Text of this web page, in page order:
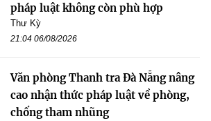
pháp luật không còn phù hợp
Thư Kỳ
21:04 06/08/2026
Văn phòng Thanh tra Đà Nẵng nâng
cao nhận thức pháp luật về phòng,
chống tham nhũng